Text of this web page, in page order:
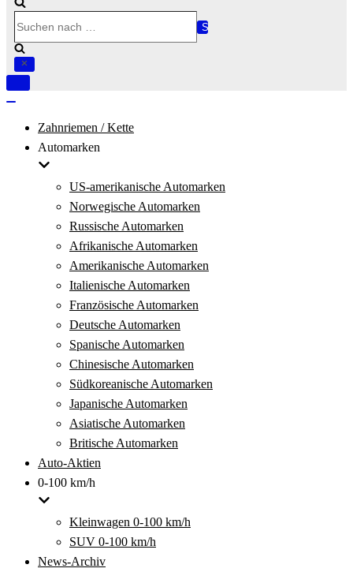
nach …
Navigation
Zahnriemen / Kette
Automarken
US-amerikanische Automarken
Norwegische Automarken
Russische Automarken
Afrikanische Automarken
Amerikanische Automarken
Italienische Automarken
Französische Automarken
Deutsche Automarken
Spanische Automarken
Chinesische Automarken
Südkoreanische Automarken
Japanische Automarken
Asiatische Automarken
Britische Automarken
Auto-Aktien
0-100 km/h
Kleinwagen 0-100 km/h
SUV 0-100 km/h
News-Archiv